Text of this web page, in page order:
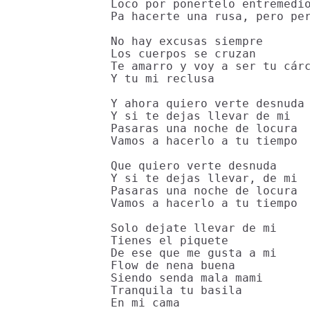
Loco por ponertelo entremedio
Pa hacerte una rusa, pero
No hay excusas siempre
Los cuerpos se cruzan
Te amarro y voy a ser tu
Y tu mi reclusa
Y ahora quiero verte desnuda
Y si te dejas llevar de mi
Pasaras una noche de locura
Vamos a hacerlo a tu tiempo
Que quiero verte desnuda
Y si te dejas llevar, de mi
Pasaras una noche de locura
Vamos a hacerlo a tu tiempo
Solo dejate llevar de mi
Tienes el piquete
De ese que me gusta a mi
Flow de nena buena
Siendo senda mala mami
Tranquila tu basila
En mi cama